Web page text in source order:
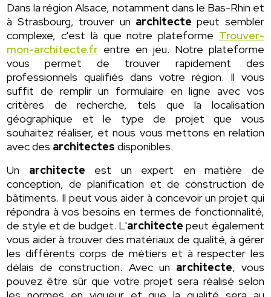
Dans la région Alsace, notamment dans le Bas-Rhin et
à Strasbourg, trouver un architecte peut sembler
complexe, c'est là que notre plateforme Trouver-
mon-architecte.fr entre en jeu. Notre plateforme
vous permet de trouver rapidement des
professionnels qualifiés dans votre région. Il vous
suffit de remplir un formulaire en ligne avec vos
critères de recherche, tels que la localisation
géographique et le type de projet que vous
souhaitez réaliser, et nous vous mettons en relation
avec des architectes disponibles.
Un architecte est un expert en matière de
conception, de planification et de construction de
bâtiments. Il peut vous aider à concevoir un projet qui
répondra à vos besoins en termes de fonctionnalité,
de style et de budget. L'architecte peut également
vous aider à trouver des matériaux de qualité, à gérer
les différents corps de métiers et à respecter les
délais de construction. Avec un architecte, vous
pouvez être sûr que votre projet sera réalisé selon